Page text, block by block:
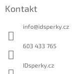
Kontakt
info@idsperky.cz
603 433 765
IDsperky.cz